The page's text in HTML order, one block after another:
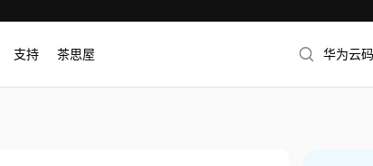
支持 茶思屋 华为云